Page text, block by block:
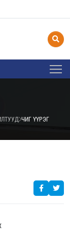
ЧИГ ҮҮРЭГ